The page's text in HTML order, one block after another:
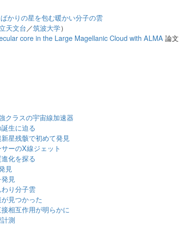
かりの星を包む暖かい分子の雲
天文台／筑波大学）
core in the Large Magellanic Cloud with ALMA 論文
クラスの宇宙線加速器
生に迫る
星残骸で初めて発見
ーのX線ジェット
化を探る
見
見
り分子雲
見つかった
相互作用が明らかに
測